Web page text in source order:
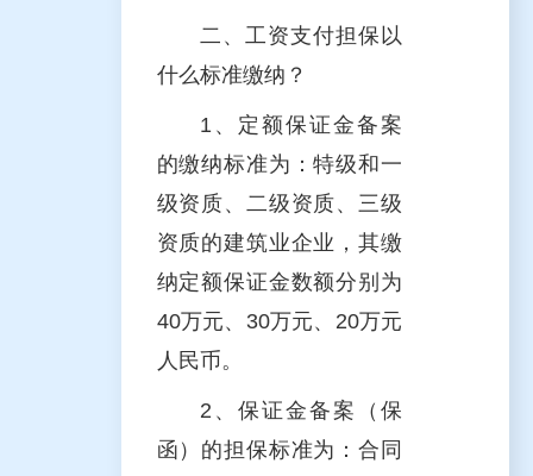
二、工资支付担保以
什么标准缴纳？
1、定额保证金备案
的缴纳标准为：特级和一
级资质、二级资质、三级
资质的建筑业企业，其缴
纳定额保证金数额分别为
40万元、30万元、20万元
人民币。
2、保证金备案（保
函）的担保标准为：合同